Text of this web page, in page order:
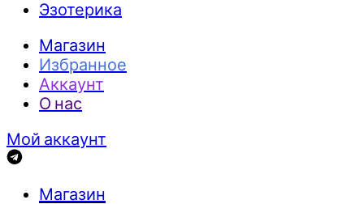
Эзотерика
Магазин
Избранное
Аккаунт
О нас
Мой аккаунт
Магазин